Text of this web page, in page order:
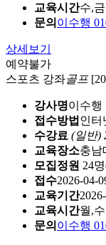
교육시간수,
문의 이수행
상세보기
예약불가
스포츠 강좌골프
강사명이수행
접수방법 인터
수강료 (일반)
교육장소충남
모집정원 24
접수2026-04-
교육기간
교육시간월,
문의 이수행